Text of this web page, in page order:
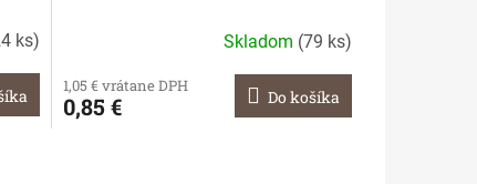
ks) Skladom (79 ks)
1,05 € vrátane DPH
0,85 € Do košíka